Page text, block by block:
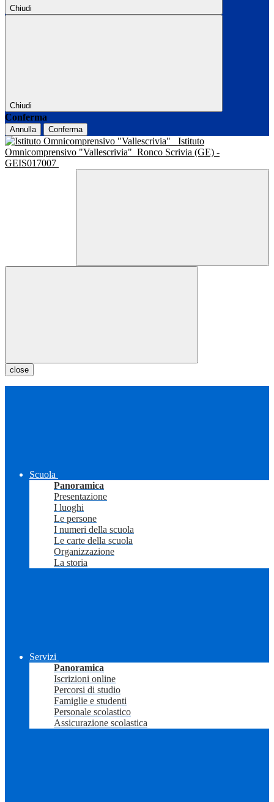
Chiudi
Chiudi
Conferma
Annulla Conferma
Istituto
Omnicomprensivo "Vallescrivia" Ronco Scrivia (GE) -
GEIS017007
close
Scuola
Panoramica
Presentazione
I luoghi
Le persone
I numeri della scuola
Le carte della scuola
Organizzazione
La storia
Servizi
Panoramica
Iscrizioni online
Percorsi di studio
Famiglie e studenti
Personale scolastico
Assicurazione scolastica